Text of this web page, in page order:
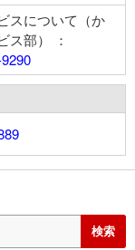
スについて（か
ス部） ：